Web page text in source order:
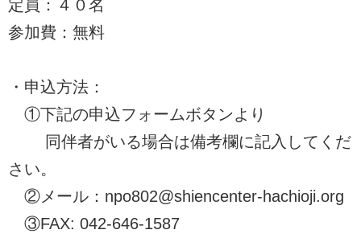
定員：４０名
参加費：無料
・申込方法：
①下記の申込フォームボタンより
同伴者がいる場合は備考欄に記入してくだ
さい。
②メール：npo802@shiencenter-hachioji.org
③FAX: 042-646-1587